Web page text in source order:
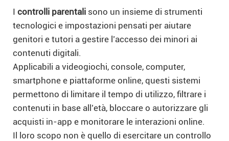
I controlli parentali sono un insieme di strumenti
tecnologici e impostazioni pensati per aiutare
genitori e tutori a gestire l’accesso dei minori ai
contenuti digitali.
Applicabili a videogiochi, console, computer,
smartphone e piattaforme online, questi sistemi
permettono di limitare il tempo di utilizzo, filtrare i
contenuti in base all’età, bloccare o autorizzare gli
acquisti in-app e monitorare le interazioni online.
Il loro scopo non è quello di esercitare un controllo